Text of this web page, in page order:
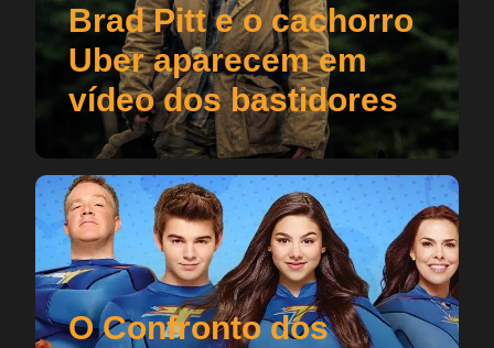
Brad Pitt e o cachorro
Uber aparecem em
vídeo dos bastidores
O Confronto dos